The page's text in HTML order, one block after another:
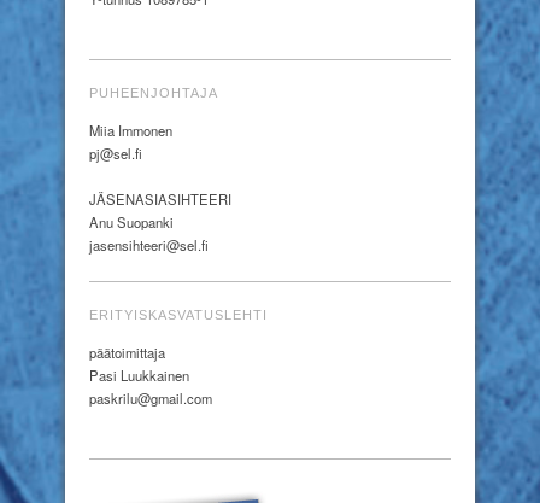
PUHEENJOHTAJA
Miia Immonen
pj@sel.fi
JÄSENASIASIHTEERI
Anu Suopanki
jasensihteeri@sel.fi
ERITYISKASVATUSLEHTI
päätoimittaja
Pasi Luukkainen
paskrilu@gmail.com